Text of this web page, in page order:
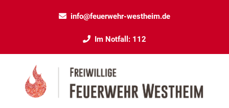
info@feuerwehr-westheim.de
Im Notfall: 112